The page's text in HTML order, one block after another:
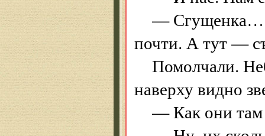
— Сгущенка…
почти. А тут —
Помолчали.
наверху видно
— Как они там